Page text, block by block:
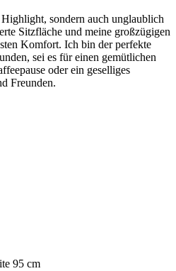
sondern auch unglaublich
Sitzfläche und meine großzügigen
Komfort. Ich bin der perfekte
sei es für einen gemütlichen
oder ein geselliges
Freunden.
95 cm